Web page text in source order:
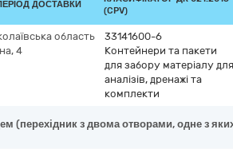
ДОСТАВКИ
(CPV)
область
4
33141600-6
Контейнери та пакети
для забору матеріалу для
аналізів, дренажі та
комплекти
(перехідник з двома отворами, одне з